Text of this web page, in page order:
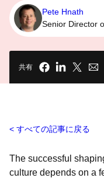
Pete Hnath
Senior Director
共有
すべての記事に戻る
The successful
culture depends on a